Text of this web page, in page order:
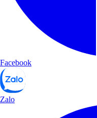
Facebook
Zalo